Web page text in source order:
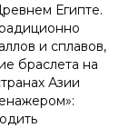
Египте.
и сплавов,
браслета на
Азии